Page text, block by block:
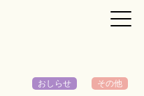
おしらせ その他